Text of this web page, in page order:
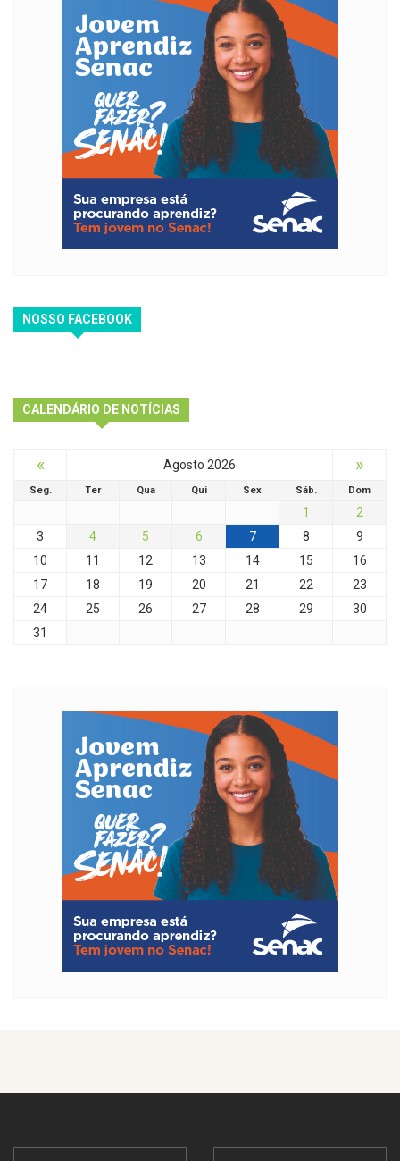
NOSSO FACEBOOK
CALENDÁRIO DE NOTÍCIAS
« Agosto 2026 »
Seg. Ter Qua Qui Sex Sáb. Dom
1
2
3
4 5 6 7 8
9
10
11 12 13 14 15
16
17
18 19 20 21 22
23
24
25 26 27 28 29
30
31